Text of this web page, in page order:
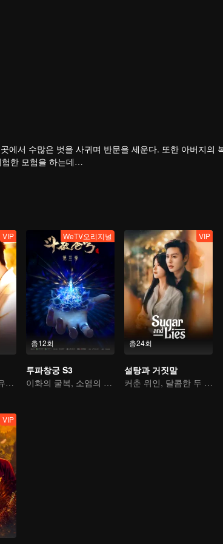
서 수많은 벗을 사귀며 반문을 세운다. 또한 아버지의
험한 모험을 하는데…
VIP
사랑의 미끼, 너를 유혹하다
총12회
WeTV오리지널
투파창궁 S3
이화의 굴복, 소염의 불노화련
총24회
VIP
설탕과 거짓말
커춘 위인, 달콤한 두 번째 합작
VIP